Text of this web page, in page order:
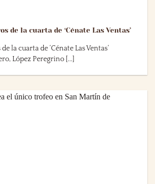
de la cuarta de ‘Cénate Las Ventas’
la cuarta de ‘Cénate Las Ventas‘
López Peregrino [...]